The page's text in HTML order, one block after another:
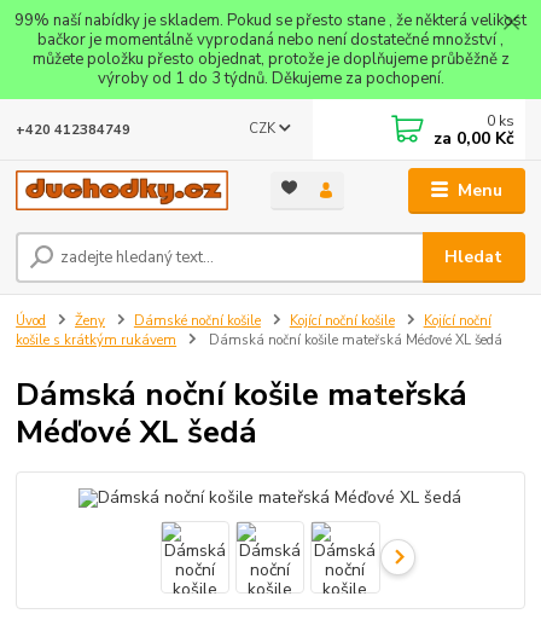
99% naší nabídky je skladem. Pokud se přesto stane , že některá velikost
bačkor je momentálně vyprodaná nebo není dostatečné množství ,
můžete položku přesto objednat, protože je doplňujeme průběžně z
výroby od 1 do 3 týdnů. Děkujeme za pochopení.
Menu
CZK
Hledat
+420 412384749 0 ks
za 0,00 Kč
Úvod Ženy Dámské noční košile Kojící noční košile
Kojící noční
košile s krátkým rukávem
Dámská noční košile mateřská Méďové XL šedá
Dámská noční košile mateřská
Méďové XL šedá